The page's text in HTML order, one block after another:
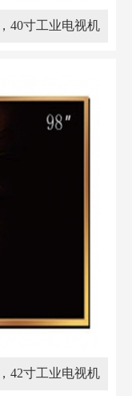
40寸工业电视机
42寸工业电视机